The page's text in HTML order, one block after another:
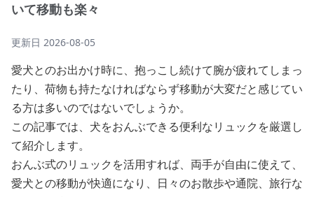
いて移動も楽々
更新日 2026-08-05
愛犬とのお出かけ時に、抱っこし続けて腕が疲れてしまっ
たり、荷物も持たなければならず移動が大変だと感じてい
る方は多いのではないでしょうか。
この記事では、犬をおんぶできる便利なリュックを厳選し
て紹介します。
おんぶ式のリュックを活用すれば、両手が自由に使えて、
愛犬との移動が快適になり、日々のお散歩や通院、旅行な